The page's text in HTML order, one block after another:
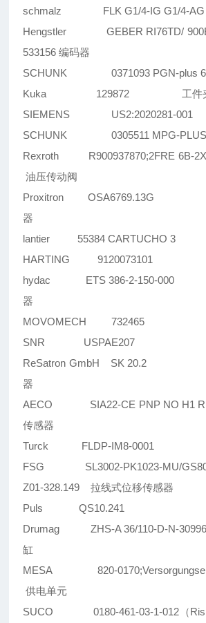
schmalz FLK G1/4-IG G1/4-
Hengstler GEBER RI76TD/
533156 编码器
SCHUNK 0371093 PGN-plus
Kuka 129872 工件夹
SIEMENS US2:2020281-
SCHUNK 0305511 MPG-
Rexroth R900937870;2FRE
油压传动阀
Proxitron
器
lantier 55384
HARTING
hydac ETS 386-2-150-
器
MOVOMECH
SNR USPAE207
ReSatron GmbH SK
器
AECO SIA22-CE PNP
传感器
Turck FLDP-IM8-0001
FSG SL3002-PK1023-MU/GS80/
Z01-328.149 拉线式位移传感器
Puls QS10.241
Drumag ZHS-A 36/110-D-N-
缸
MESA 820-
供电单元
SUCO 0180-461-03-1-012（